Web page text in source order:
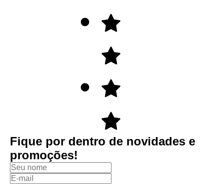
Fique por dentro de novidades e
promoções!